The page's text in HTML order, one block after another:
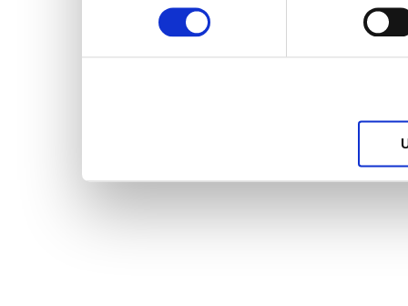
services.